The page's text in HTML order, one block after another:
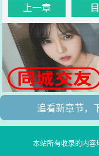
上一章
追看新章节，
本站所有收录的内容